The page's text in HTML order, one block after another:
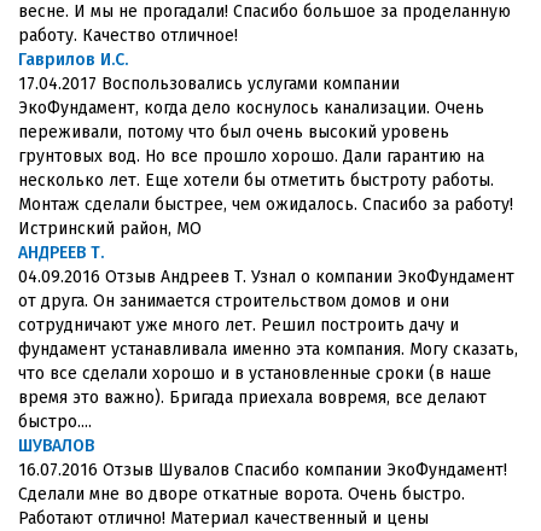
весне. И мы не прогадали! Спасибо большое за проделанную
работу. Качество отличное!
Гаврилов И.С.
17.04.2017 Воспользовались услугами компании
ЭкоФундамент, когда дело коснулось канализации. Очень
переживали, потому что был очень высокий уровень
грунтовых вод. Но все прошло хорошо. Дали гарантию на
несколько лет. Еще хотели бы отметить быстроту работы.
Монтаж сделали быстрее, чем ожидалось. Спасибо за работу!
Истринский район, МО
АНДРЕЕВ Т.
04.09.2016 Отзыв Андреев Т. Узнал о компании ЭкоФундамент
от друга. Он занимается строительством домов и они
сотрудничают уже много лет. Решил построить дачу и
фундамент устанавливала именно эта компания. Могу сказать,
что все сделали хорошо и в установленные сроки (в наше
время это важно). Бригада приехала вовремя, все делают
быстро....
ШУВАЛОВ
16.07.2016 Отзыв Шувалов Спасибо компании ЭкоФундамент!
Сделали мне во дворе откатные ворота. Очень быстро.
Работают отлично! Материал качественный и цены